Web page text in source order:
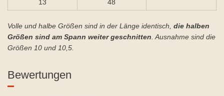
13
48
Volle und halbe Größen sind in der Länge identisch, die halben
Größen sind am Spann weiter geschnitten . Ausnahme sind die
Größen 10 und 10,5.
Bewertungen